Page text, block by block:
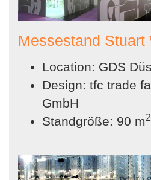
Messestand Stuart
Location: GDS
Design: tfc trade
GmbH
Standgröße: 90 m2